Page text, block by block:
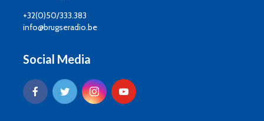
+32(0)50/333.383
info@brugseradio.be
Social Media